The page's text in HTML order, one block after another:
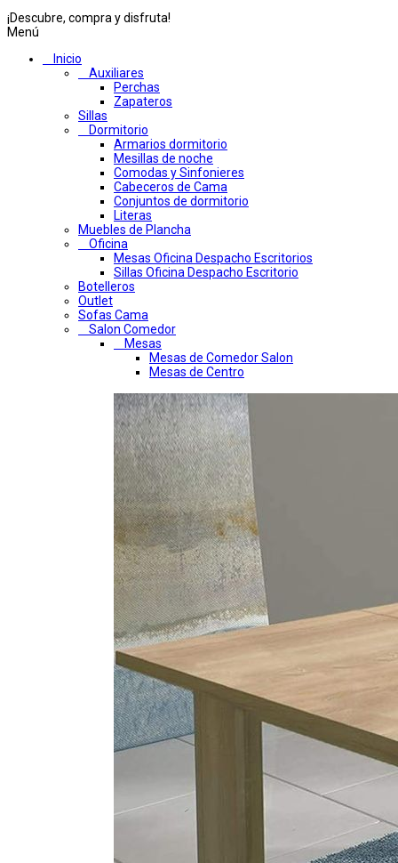
¡Descubre, compra y disfruta!
Menú
Inicio
Auxiliares
Perchas
Zapateros
Sillas
Dormitorio
Armarios dormitorio
Mesillas de noche
Comodas y Sinfonieres
Cabeceros de Cama
Conjuntos de dormitorio
Literas
Muebles de Plancha
Oficina
Mesas Oficina Despacho Escritorios
Sillas Oficina Despacho Escritorio
Botelleros
Outlet
Sofas Cama
Salon Comedor
Mesas
Mesas de Comedor Salon
Mesas de Centro